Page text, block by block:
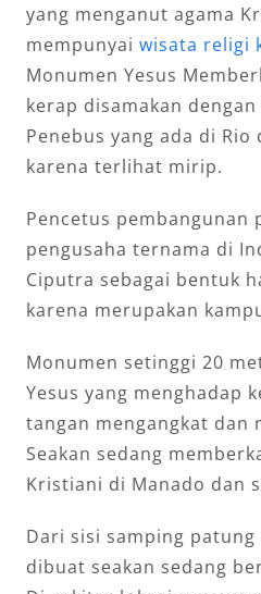
yang menganut agama
mempunyai wisata religi
Monumen Yesus
kerap disamakan
Penebus yang ada di Rio
karena terlihat mirip.
Pencetus pembangunan
pengusaha ternama di
Ciputra sebagai bentuk
karena merupakan
Monumen setinggi 20
Yesus yang menghadap
tangan mengangkat dan
Seakan sedang
Kristiani di Manado dan
Dari sisi samping
dibuat seakan sedang